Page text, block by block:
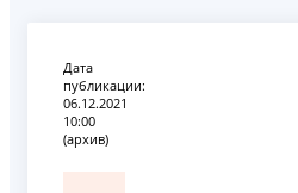
Дата
публикации:
06.12.2021
10:00
(архив)